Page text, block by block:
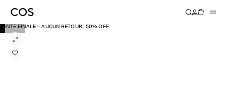
VENTE FINALE − AUCUN RETOUR | 50% OFF